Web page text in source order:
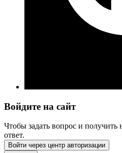
Войдите на сайт
Чтобы задать вопрос и
ответ.
Войти через центр авторизации